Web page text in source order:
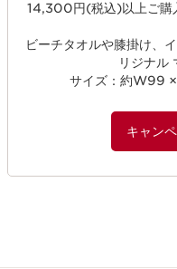
14,300円(税込)以上ご購
ビーチタオルや膝掛け、
リジナル
サイズ：約W99
キャン